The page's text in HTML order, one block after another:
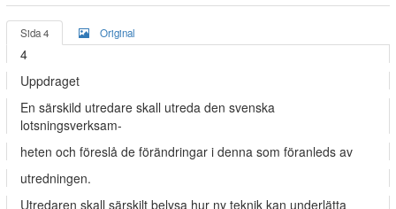
Sida 4 Original
4
Uppdraget
En särskild utredare skall utreda den svenska
lotsningsverksam-
heten och föreslå de förändringar i denna som föranleds av
utredningen.
Utredaren skall särskilt belysa hur ny teknik kan underlätta